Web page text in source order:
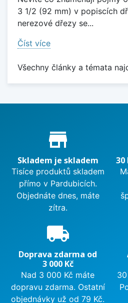
3 1/2 (92 mm) v popiscích
nerezové dřezy se...
Číst více
Všechny články a témata
Proč nakupovat u nás?
store_mall_directory
Skladem je skladem
Tisíce produktů skladem
přímo v Pardubicích.
Objednáte dnes, máte
zítra.
local_shipping
Doprava zdarma od
3 000 Kč
Nad 3 000 Kč máte
dopravu zdarma. Ostatní
objednávky už od 79 Kč.